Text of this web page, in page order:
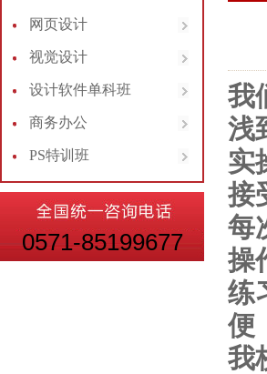
网页设计
视觉设计
设计软件单科班
商务办公
PS特训班
0571-85199677
我
浅
实
接
每
操
练
便
我